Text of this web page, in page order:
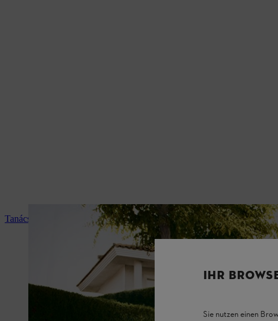
Tanácsadás és termékismertetés
IHR
Sie nutzen einen